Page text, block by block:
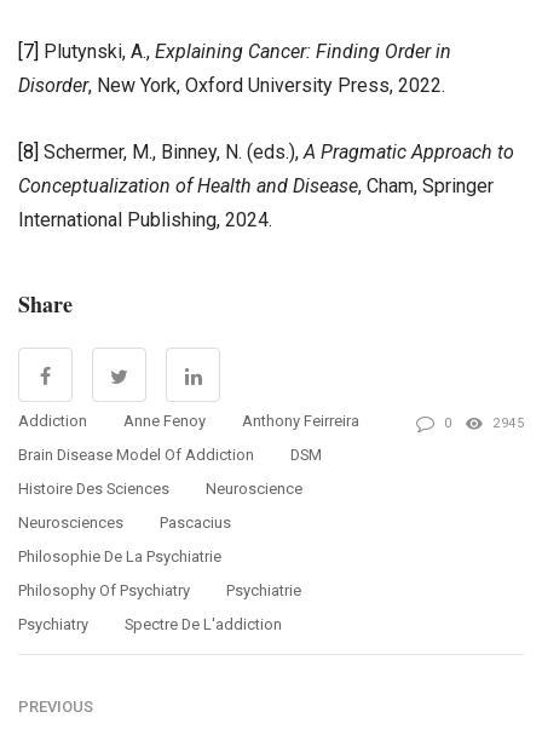
[7] Plutynski, A., Explaining Cancer: Finding Order in
Disorder, New York, Oxford University Press, 2022.
[8] Schermer, M., Binney, N. (eds.),A Pragmatic Approach to
Conceptualization of Health and Disease, Cham, Springer
International Publishing, 2024.
Share
Addiction Anne Fenoy
Anthony Feirreira
Brain Disease Model Of Addiction
DSM
Histoire Des Sciences
Neuroscience
Neurosciences
Pascacius
Philosophie De La Psychiatrie
Philosophy Of Psychiatry
Psychiatrie
Psychiatry
Spectre De L'addiction
0 2945
PREVIOUS